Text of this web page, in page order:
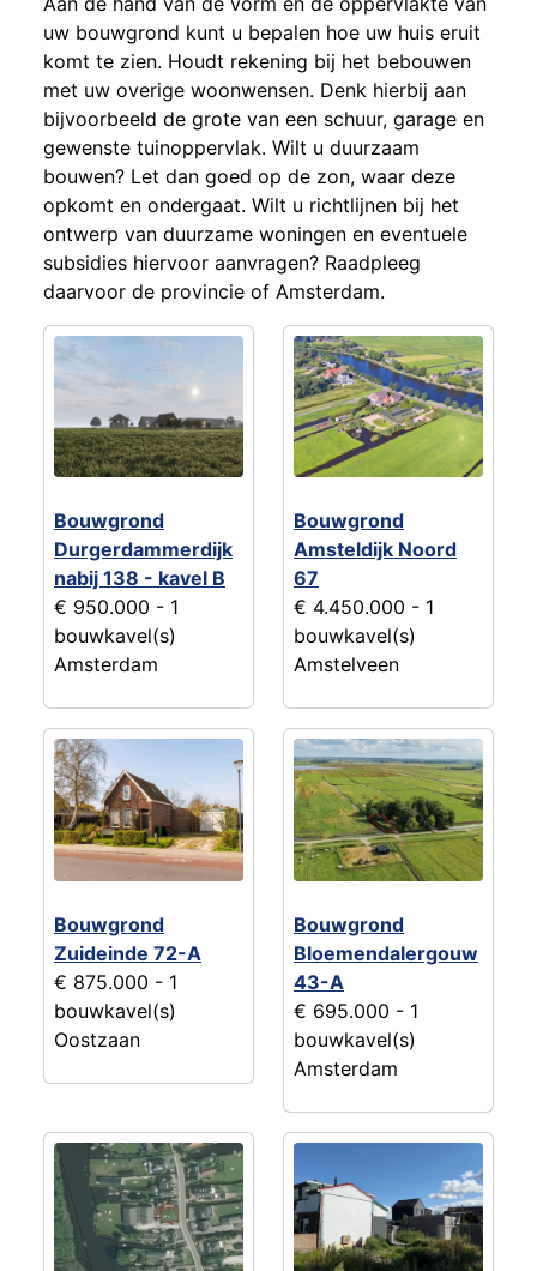
uw bouwgrond kunt u bepalen hoe uw huis eruit
komt te zien. Houdt rekening bij het bebouwen
met uw overige woonwensen. Denk hierbij aan
bijvoorbeeld de grote van een schuur, garage en
gewenste tuinoppervlak. Wilt u duurzaam
bouwen? Let dan goed op de zon, waar deze
opkomt en ondergaat. Wilt u richtlijnen bij het
ontwerp van duurzame woningen en eventuele
subsidies hiervoor aanvragen? Raadpleeg
daarvoor de provincie of Amsterdam.
Bouwgrond
Durgerdammerdijk
nabij 138 - kavel B
€ 950.000 - 1
bouwkavel(s)
Amsterdam
Bouwgrond
Amsteldijk Noord
67
€ 4.450.000 - 1
bouwkavel(s)
Amstelveen
Bouwgrond
Zuideinde 72-A
€ 875.000 - 1
bouwkavel(s)
Oostzaan
Bouwgrond
Bloemendalergouw
43-A
€ 695.000 - 1
bouwkavel(s)
Amsterdam